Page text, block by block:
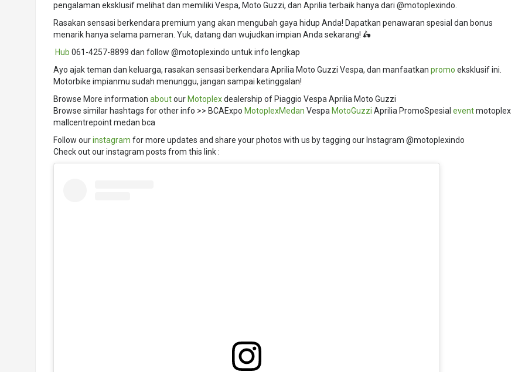
pengalaman eksklusif melihat dan memiliki Vespa, Moto Guzzi, dan Aprilia terbaik hanya dari @motoplexindo.
Rasakan sensasi berkendara premium yang akan mengubah gaya hidup Anda! Dapatkan penawaran spesial dan bonus
menarik hanya selama pameran. Yuk, datang dan wujudkan impian Anda sekarang! 🛵
Hub 061-4257-8899 dan follow @motoplexindo untuk info lengkap
Ayo ajak teman dan keluarga, rasakan sensasi berkendara Aprilia Moto Guzzi Vespa, dan manfaatkan promo eksklusif ini.
Motorbike impianmu sudah menunggu, jangan sampai ketinggalan!
Browse More information aboutour Motoplexdealership of Piaggio Vespa Aprilia Moto Guzzi
Browse similar hashtags for other info >> BCAExpo MotoplexMedan Vespa MotoGuzzi Aprilia PromoSpesial eventmotoplex
mallcentrepoint medan bca
Follow ourinstagram for more updates and share your photos with us by tagging our Instagram @motoplexindo
Check out our instagram posts from this link :